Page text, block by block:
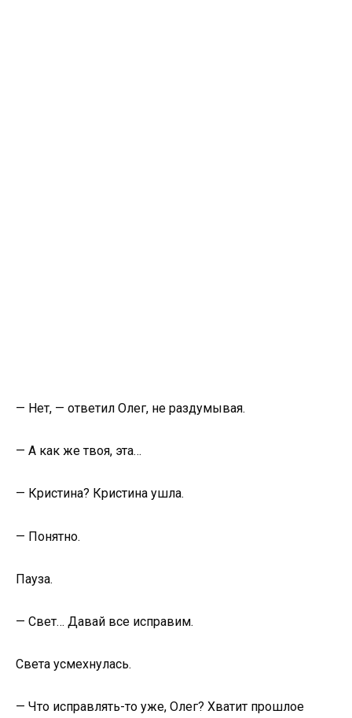
— Нет, — ответил Олег, не раздумывая.
— А как же твоя, эта…
— Кристина? Кристина ушла.
— Понятно.
Пауза.
— Свет… Давай все исправим.
Света усмехнулась.
— Что исправлять-то уже, Олег? Хватит прошлое